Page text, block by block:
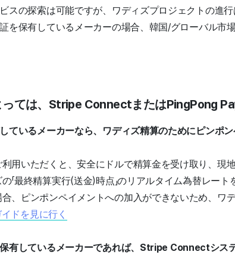
スの探索は可能ですが、ワディズプロジェクトの進行
を保有しているメーカーの場合、韓国/グローバル市
ては、Stripe ConnectまたはPingPong
ているメーカーなら、ワディズ精算のためにピンポ
用いただくと、安全にドルで精算金を受け取り、現
「最終精算実行(送金)時点」のリアルタイム為替レー
、ピンポンペイメントへの加入ができないため、ワ
ドを見に行く
有しているメーカーであれば、Stripe Connectシス